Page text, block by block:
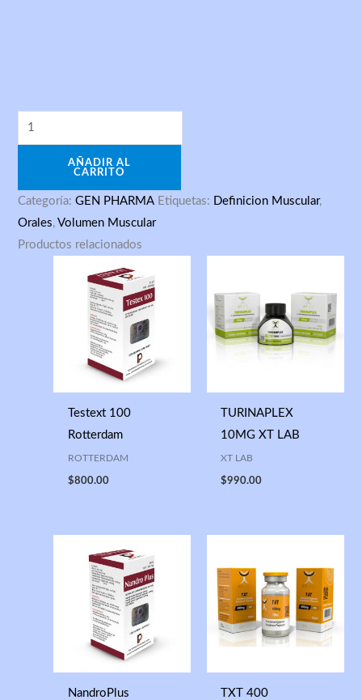
AÑADIR AL
CARRITO
Categoría:GEN PHARMA Etiquetas: Definicion Muscular,
Orales,Volumen Muscular
Productos relacionados
Testext 100
Rotterdam
ROTTERDAM
$800.00
TURINAPLEX
10MG XT LAB
XT LAB
$990.00
NandroPlus TXT 400